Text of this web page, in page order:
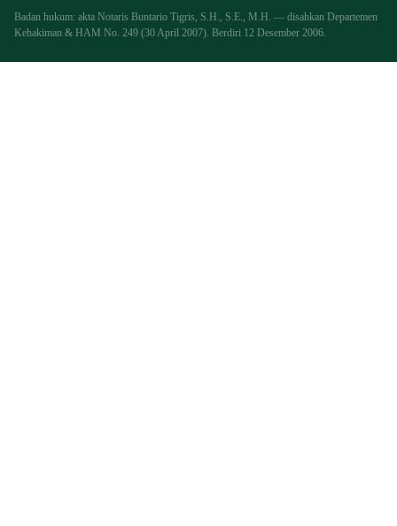
Badan hukum: akta Notaris Buntario Tigris, S.H., S.E., M.H. — disahkan Departemen
Kehakiman & HAM No. 249 (30 April 2007). Berdiri 12 Desember 2006.